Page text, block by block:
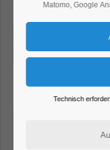
Matomo, Google
Technisch